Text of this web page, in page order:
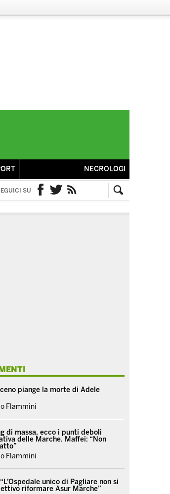
NECROLOGI
SU
piange la morte di Adele
Flammini
di massa, ecco i punti deboli
delle Marche. Maffei: “Non
Flammini
unico di Pagliare non si
riformare Asur Marche”